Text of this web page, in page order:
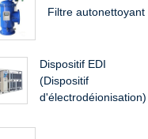
Filtre autonettoyant
Dispositif EDI
(Dispositif
d'électrodéionisation)